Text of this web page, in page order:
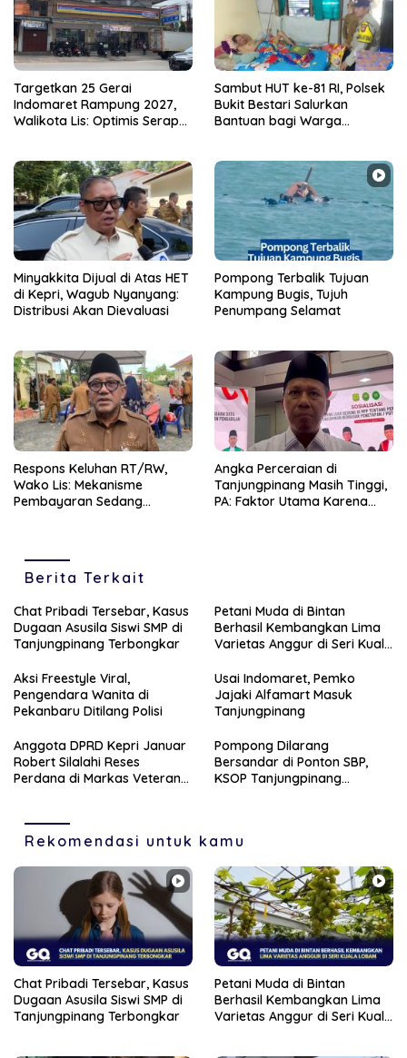
Targetkan 25 Gerai
Indomaret Rampung 2027,
Walikota Lis: Optimis Serap
Sambut HUT ke-81 RI, Polsek
Bukit Bestari Salurkan
Bantuan bagi Warga
Minyakkita Dijual di Atas HET
di Kepri, Wagub Nyanyang:
Distribusi Akan Dievaluasi
Pompong Terbalik Tujuan
Kampung Bugis, Tujuh
Penumpang Selamat
‎Respons Keluhan RT/RW,
Wako Lis: Mekanisme
Pembayaran Sedang
Angka Perceraian di
Tanjungpinang Masih Tinggi,
PA: Faktor Utama Karena
Berita Terkait
Chat Pribadi Tersebar, Kasus
Dugaan Asusila Siswi SMP di
Tanjungpinang Terbongkar
Petani Muda di Bintan
Berhasil Kembangkan Lima
Varietas Anggur di Seri Kuala
Aksi Freestyle Viral,
Pengendara Wanita di
Pekanbaru Ditilang Polisi
Usai Indomaret, Pemko
Jajaki Alfamart Masuk
Tanjungpinang
Anggota DPRD Kepri Januar
Robert Silalahi Reses
Perdana di Markas Veteran
Pompong Dilarang
Bersandar di Ponton SBP,
KSOP Tanjungpinang
Rekomendasi untuk kamu
Chat Pribadi Tersebar, Kasus
Dugaan Asusila Siswi SMP di
Tanjungpinang Terbongkar
Petani Muda di Bintan
Berhasil Kembangkan Lima
Varietas Anggur di Seri Kuala